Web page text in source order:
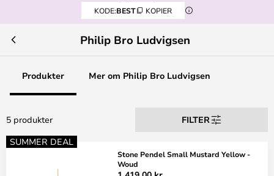
KODE:BEST KOPIER
Philip Bro Ludvigsen
Produkter Mer om Philip Bro Ludvigsen
5 produkter
FILTER
SUMMER DEAL
Stone Pendel Small Mustard Yellow -
Woud